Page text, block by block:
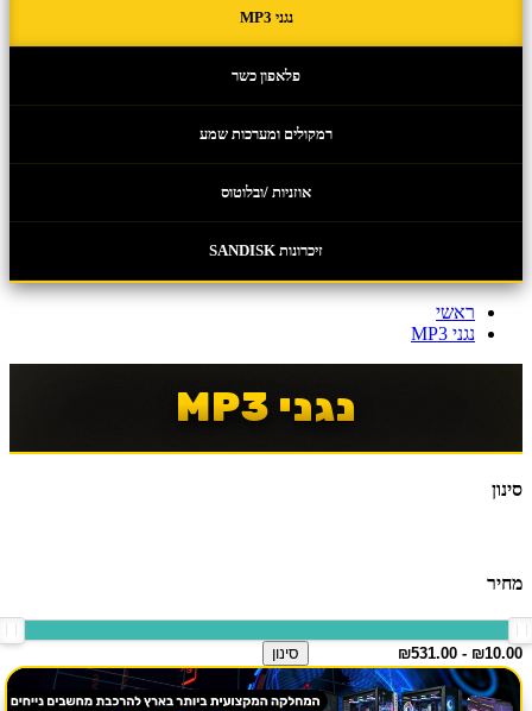
נגני MP3
פלאפון כשר
רמקולים ומערכות שמע
אוזניות /ובלוטוס
זיכרונות SANDISK
ראשי
נגני MP3
נגני MP3
סינון
מחיר
סינון